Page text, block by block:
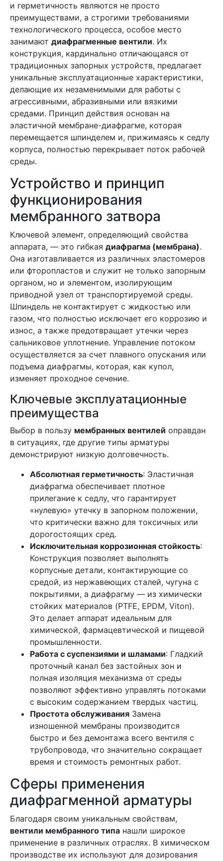
и герметичность являются не просто
преимуществами, а строгими требованиями
технологического процесса, особое место
занимают диафрагменные вентили. Их
конструкция, кардинально отличающаяся от
традиционных запорных устройств, предлагает
уникальные эксплуатационные характеристики,
делающие их незаменимыми для работы с
агрессивными, абразивными или вязкими
средами. Принцип действия основан на
эластичной мембране-диафрагме, которая
перемещается шпинделем и, прижимаясь к седлу
корпуса, полностью перекрывает поток рабочей
среды.
Устройство и принцип
функционирования
мембранного затвора
Ключевой элемент, определяющий свойства
аппарата, — это гибкая диафрагма (мембрана).
Она изготавливается из различных эластомеров
или фторопластов и служит не только запорным
органом, но и элементом, изолирующим
приводной узел от транспортируемой среды.
Шпиндель не контактирует с жидкостью или
газом, что полностью исключает его коррозию и
износ, а также предотвращает утечки через
сальниковое уплотнение. Управление потоком
осуществляется за счет плавного опускания или
подъема диафрагмы, которая, как купол,
изменяет проходное сечение.
Ключевые эксплуатационные
преимущества
Выбор в пользу мембранных вентилей оправдан
в ситуациях, где другие типы арматуры
демонстрируют низкую долговечность.
Абсолютная герметичность: Эластичная
диафрагма обеспечивает плотное
прилегание к седлу, что гарантирует
«нулевую» утечку в запорном положении,
что критически важно для токсичных или
дорогостоящих сред.
Исключительная коррозионная стойкость:
Конструкция позволяет выполнять
корпусные детали, контактирующие со
средой, из нержавеющих сталей, чугуна с
покрытиями, а диафрагму — из химически
стойких материалов (PTFE, EPDM, Viton).
Это делает аппарат идеальным для
химической, фармацевтической и пищевой
промышленности.
Работа с суспензиями и шламами: Гладкий
проточный канал без застойных зон и
полная изоляция механизма от среды
позволяют эффективно управлять потоками
с высоким содержанием твердых частиц.
Простота обслуживания Замена
изношенной мембраны производится
быстро и без демонтажа всего вентиля с
трубопровода, что значительно сокращает
время и стоимость ремонтных работ.
Сферы применения
диафрагменной арматуры
Благодаря своим уникальным свойствам,
вентили мембранного типа нашли широкое
применение в различных отраслях. В химическом
производстве их используют для дозирования